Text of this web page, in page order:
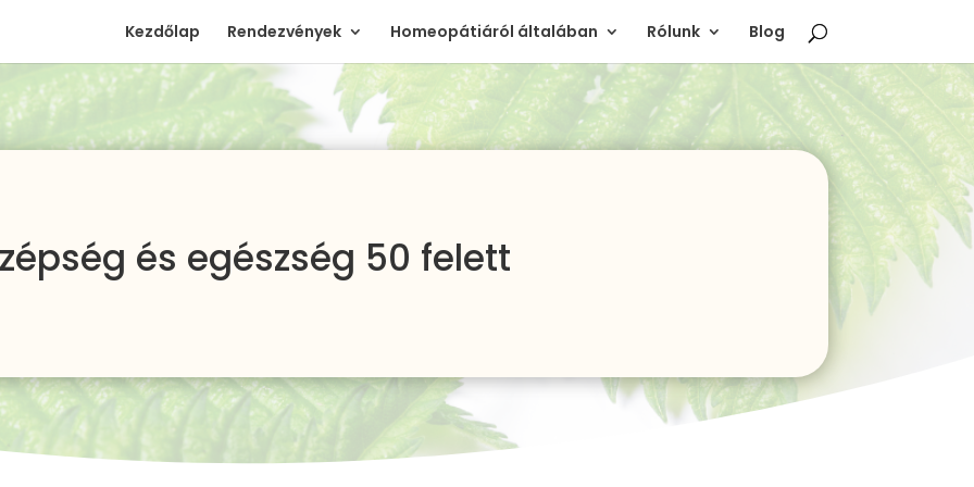
Kezdőlap Rendezvények Homeopátiáról általában Rólunk Blog
és egészség 50 felett